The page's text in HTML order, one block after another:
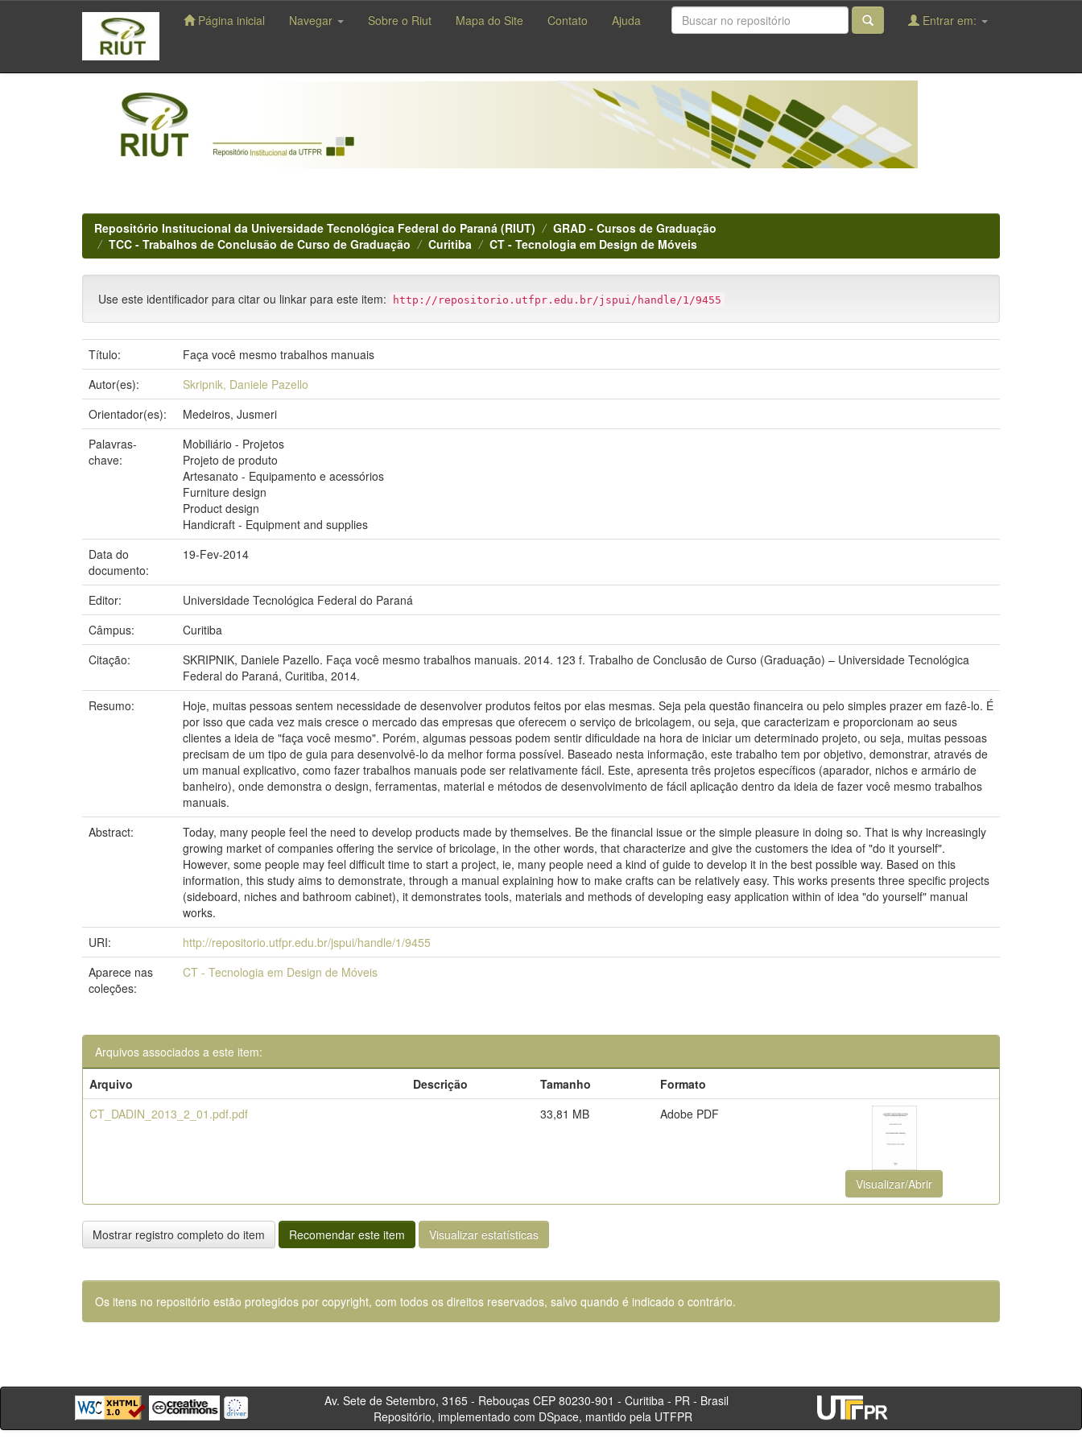
navigation
Página inicial Navegar Sobre o Riut Mapa do Site Contato Ajuda Entrar em:
Repositório Institucional da Universidade Tecnológica Federal do Paraná (RIUT)
GRAD - Cursos de Graduação
TCC - Trabalhos de Conclusão de Curso de Graduação
Curitiba CT - Tecnologia em Design de Móveis
Use este identificador para citar ou linkar para este item: http://repositorio.utfpr.edu.br/jspui/handle/1/9455
Título:
Faça você mesmo trabalhos manuais
Autor(es):
Skripnik, Daniele Pazello
Orientador(es):
Medeiros, Jusmeri
Palavras-
chave:
Mobiliário - Projetos
Projeto de produto
Artesanato - Equipamento e acessórios
Furniture design
Product design
Handicraft - Equipment and supplies
Data do
documento:
19-Fev-2014
Editor:
Universidade Tecnológica Federal do Paraná
Câmpus:
Curitiba
Citação:
SKRIPNIK, Daniele Pazello. Faça você mesmo trabalhos manuais. 2014. 123 f. Trabalho de Conclusão de Curso (Graduação) – Universidade Tecnológica
Federal do Paraná, Curitiba, 2014.
Resumo:
Hoje, muitas pessoas sentem necessidade de desenvolver produtos feitos por elas mesmas. Seja pela questão financeira ou pelo simples prazer em fazê-lo. É
por isso que cada vez mais cresce o mercado das empresas que oferecem o serviço de bricolagem, ou seja, que caracterizam e proporcionam ao seus
clientes a ideia de "faça você mesmo". Porém, algumas pessoas podem sentir dificuldade na hora de iniciar um determinado projeto, ou seja, muitas pessoas
precisam de um tipo de guia para desenvolvê-lo da melhor forma possível. Baseado nesta informação, este trabalho tem por objetivo, demonstrar, através de
um manual explicativo, como fazer trabalhos manuais pode ser relativamente fácil. Este, apresenta três projetos específicos (aparador, nichos e armário de
banheiro), onde demonstra o design, ferramentas, material e métodos de desenvolvimento de fácil aplicação dentro da ideia de fazer você mesmo trabalhos
manuais.
Abstract:
Today, many people feel the need to develop products made by themselves. Be the financial issue or the simple pleasure in doing so. That is why increasingly
growing market of companies offering the service of bricolage, in the other words, that characterize and give the customers the idea of "do it yourself".
However, some people may feel difficult time to start a project, ie, many people need a kind of guide to develop it in the best possible way. Based on this
information, this study aims to demonstrate, through a manual explaining how to make crafts can be relatively easy. This works presents three specific projects
(sideboard, niches and bathroom cabinet), it demonstrates tools, materials and methods of developing easy application within of idea "do yourself" manual
works.
URI:
http://repositorio.utfpr.edu.br/jspui/handle/1/9455
Aparece nas
coleções:
CT - Tecnologia em Design de Móveis
Arquivos associados a este item:
Arquivo
Descrição Tamanho
Formato
CT_DADIN_2013_2_01.pdf.pdf
33,81 MB Adobe PDF
Visualizar/Abrir
Mostrar registro completo do item Recomendar este item Visualizar estatísticas
Os itens no repositório estão protegidos por copyright, com todos os direitos reservados, salvo quando é indicado o contrário.
Av. Sete de Setembro, 3165 - Rebouças CEP 80230-901 - Curitiba - PR - Brasil
Repositório, implementado com DSpace, mantido pela UTFPR